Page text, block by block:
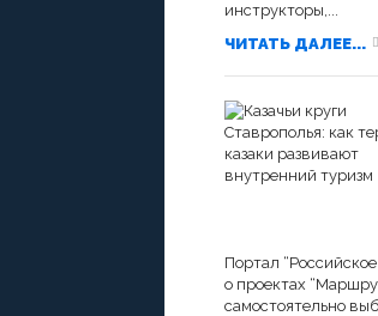
инструкторы,...
ЧИТАТЬ ДАЛЕЕ...
Портал
о проектах
самостоятельно